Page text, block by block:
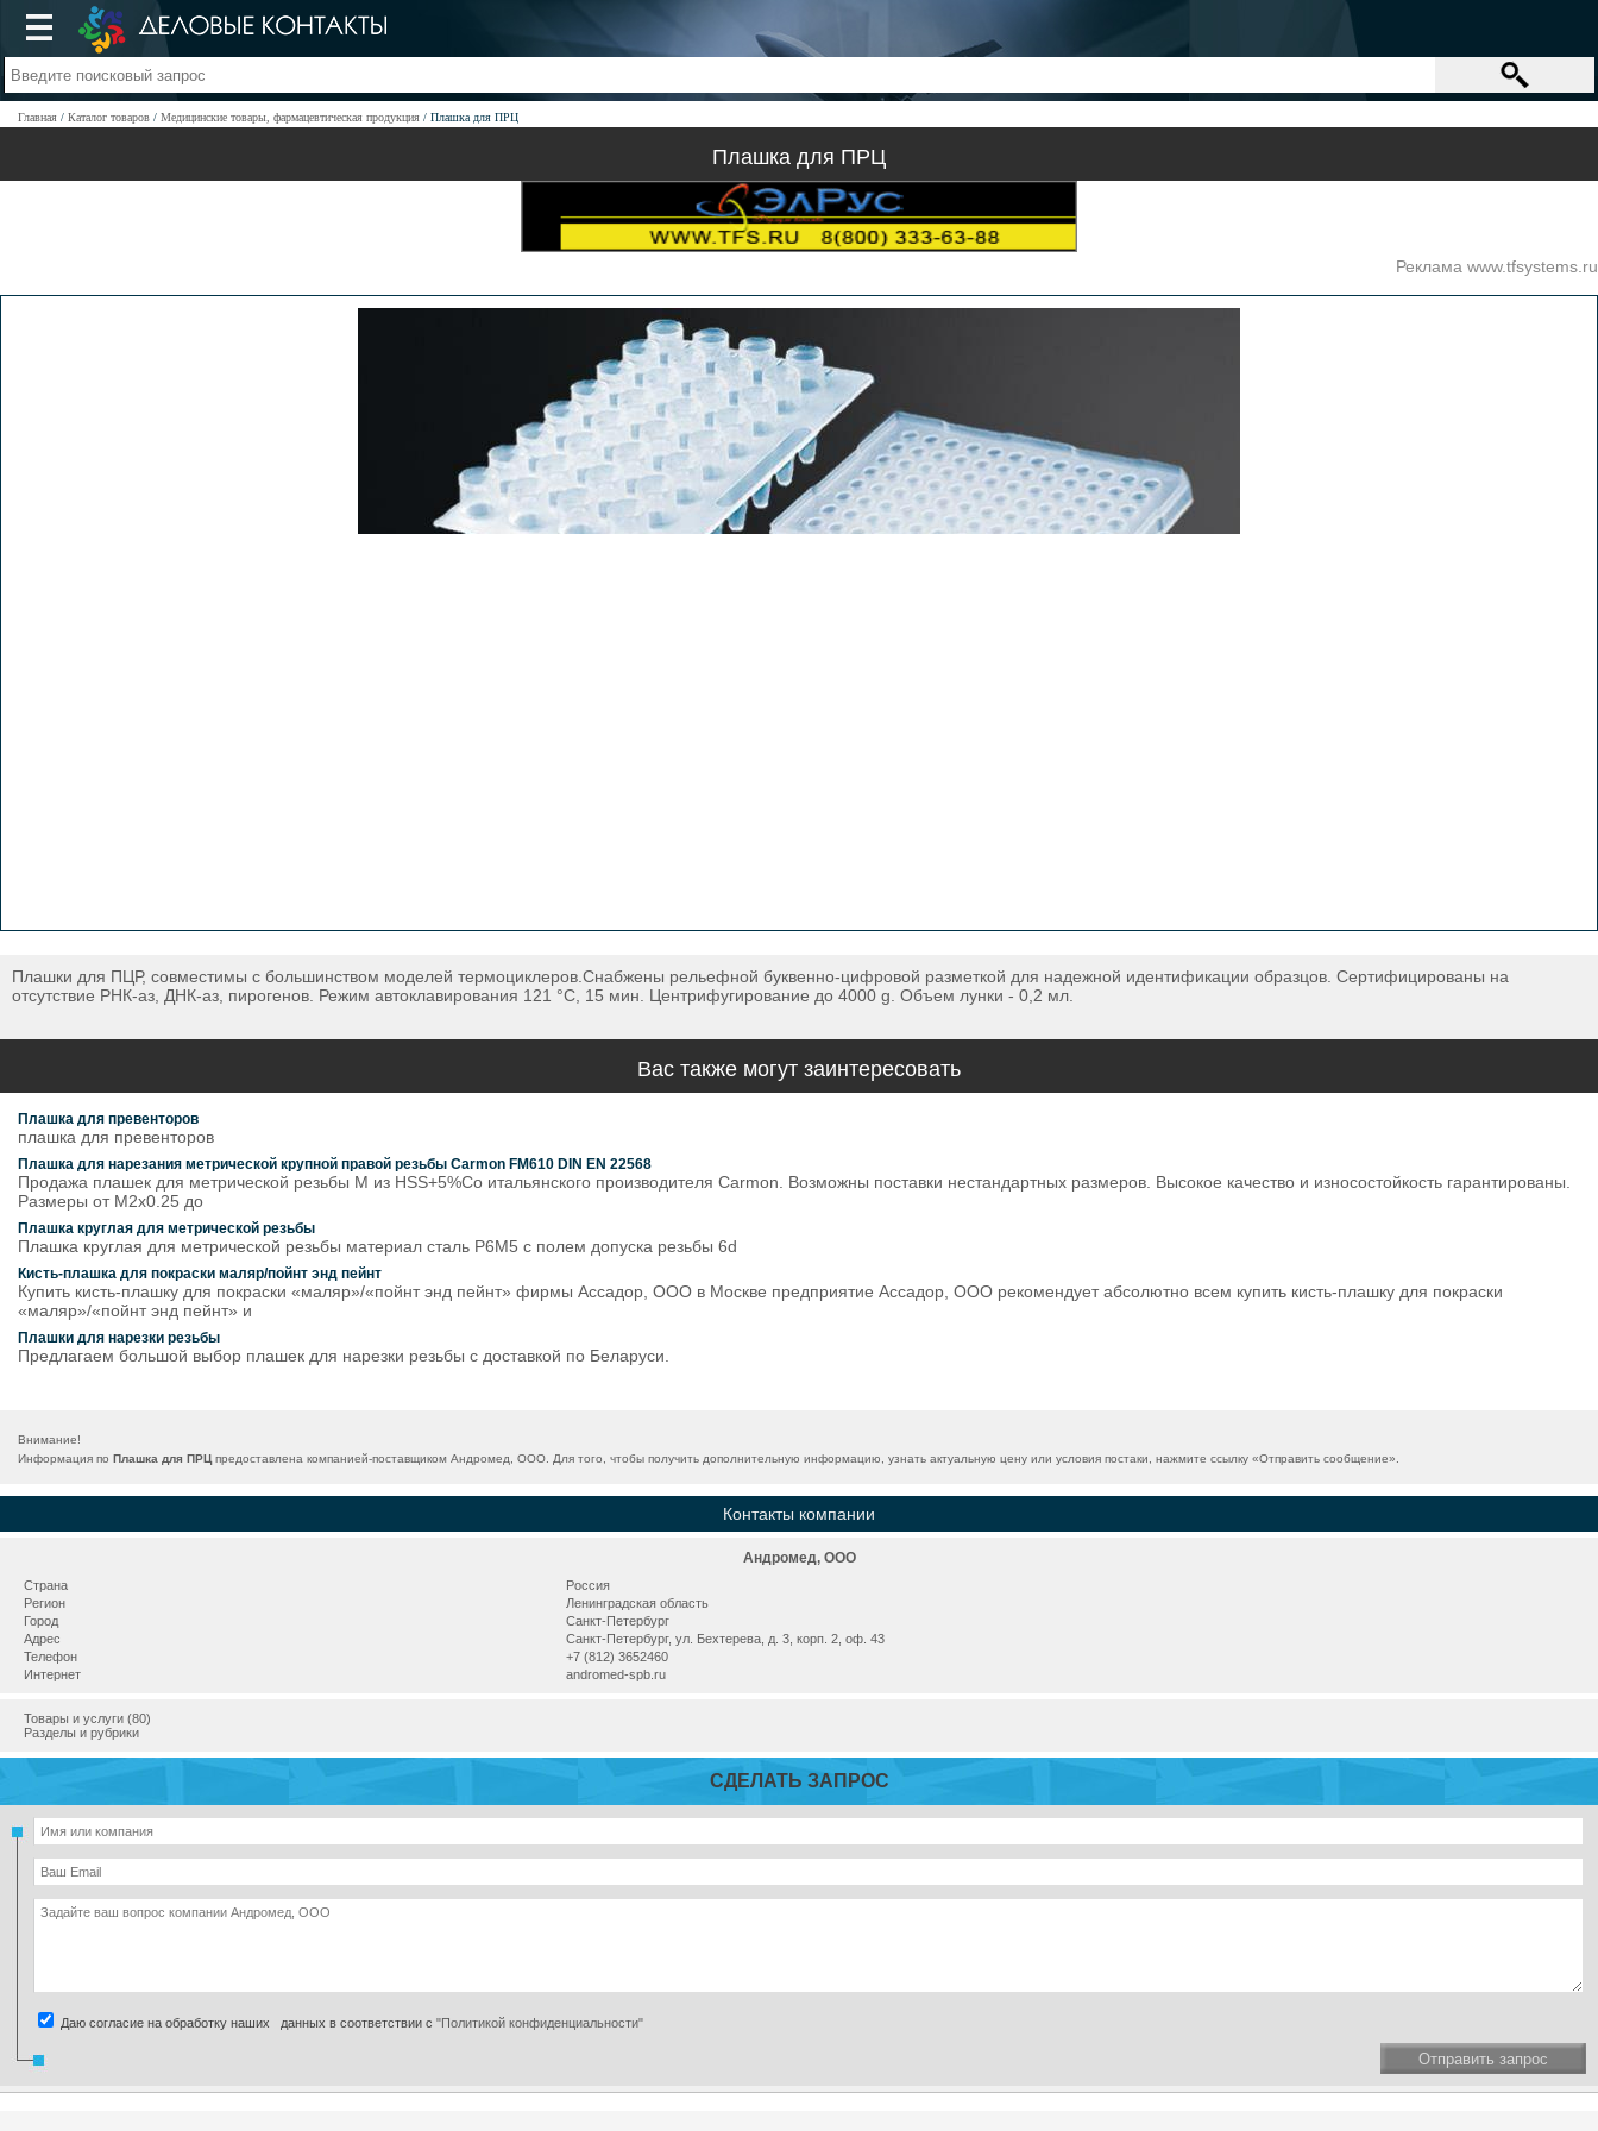
Главная Каталог товаров Медицинские товары, фармацевтическая продукция Плашка для ПРЦ
Плашка для ПРЦ
Реклама www.tfsystems.ru
Плашки для ПЦР, совместимы с большинством моделей термоциклеров.Снабжены рельефной буквенно-цифровой разметкой для надежной идентификации образцов. Сертифицированы на
отсутствие РНК-аз, ДНК-аз, пирогенов. Режим автоклавирования 121 °С, 15 мин. Центрифугирование до 4000 g. Объем лунки - 0,2 мл.
Вас также могут заинтересовать
Плашка для превенторов
плашка для превенторов
Плашка для нарезания метрической крупной правой резьбы Carmon FM610 DIN EN 22568
Продажа плашек для метрической резьбы M из HSS+5%Co итальянского производителя Carmon. Возможны поставки нестандартных размеров. Высокое качество и износостойкость гарантированы.
Размеры от M2x0.25 до
Плашка круглая для метрической резьбы
Плашка круглая для метрической резьбы материал сталь Р6М5 с полем допуска резьбы 6d
Кисть-плашка для покраски маляр/пойнт энд пейнт
Купить кисть-плашку для покраски «маляр»/«пойнт энд пейнт» фирмы Ассадор, ООО в Москве предприятие Ассадор, ООО рекомендует абсолютно всем купить кисть-плашку для покраски
«маляр»/«пойнт энд пейнт» и
Плашки для нарезки резьбы
Предлагаем большой выбор плашек для нарезки резьбы с доставкой по Беларуси.
Внимание!
Информация по Плашка для ПРЦ предоставлена компанией-поставщиком Андромед, ООО. Для того, чтобы получить дополнительную информацию, узнать актуальную цену или условия постаки, нажмите ссылку «Отправить сообщение».
Контакты компании
Андромед, ООО
Страна
Россия
Регион
Ленинградская область
Город
Санкт-Петербург
Адрес
Санкт-Петербург, ул. Бехтерева, д. 3, корп. 2, оф. 43
Телефон
+7 (812) 3652460
Интернет
andromed-spb.ru
Товары и услуги (80)
Разделы и рубрики
СДЕЛАТЬ ЗАПРОС
Даю согласие на обработку наших данных в соответствии с "Политикой конфиденциальности"
Отправить запрос